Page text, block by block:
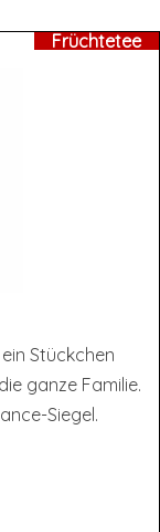
Früchtetee
Stückchen
ganze Familie.
Siegel.